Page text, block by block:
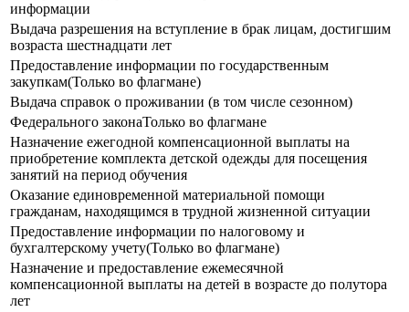
информации
Выдача разрешения на вступление в брак лицам, достигшим
возраста шестнадцати лет
Предоставление информации по государственным
закупкам(Только во флагмане)
Выдача справок о проживании (в том числе сезонном)
Федерального законаТолько во флагмане
Назначение ежегодной компенсационной выплаты на
приобретение комплекта детской одежды для посещения
занятий на период обучения
Оказание единовременной материальной помощи
гражданам, находящимся в трудной жизненной ситуации
Предоставление информации по налоговому и
бухгалтерскому учету(Только во флагмане)
Назначение и предоставление ежемесячной
компенсационной выплаты на детей в возрасте до полутора
лет